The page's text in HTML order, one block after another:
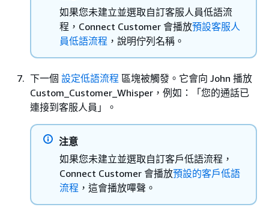
如果您未建立並選取自訂客服人員低語流
程，Connect Customer 會播放預設客服人
員低語流程 ，說明佇列名稱。
下一個 設定低語流程 區塊被觸發。它會向 John 播放
Custom_Customer_Whisper，例如：「您的通話已
連接到客服人員」。
注意
如果您未建立並選取自訂客戶低語流程，
Connect Customer 會播放預設的客戶低語
流程 ，這會播放嗶聲。